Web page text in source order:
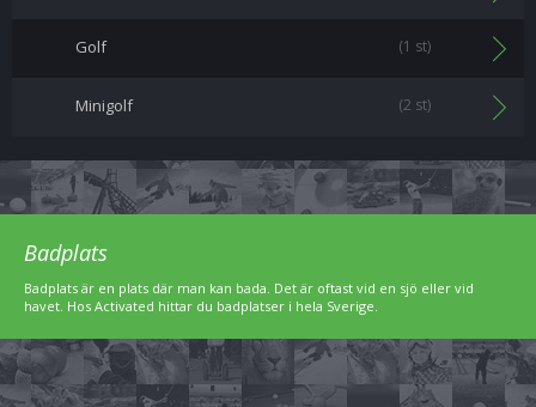
Golf (1 st)
Minigolf (2 st)
Badplats
Badplats är en plats där man kan bada. Det är oftast vid en sjö eller vid
havet. Hos Activated hittar du badplatser i hela Sverige.